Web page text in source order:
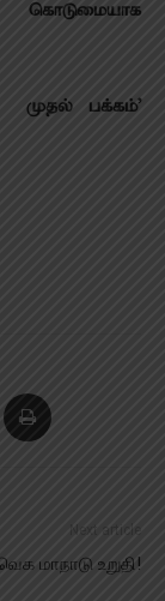
முதல் பக்கம்’
Next article
மாநாடு உறுதி!